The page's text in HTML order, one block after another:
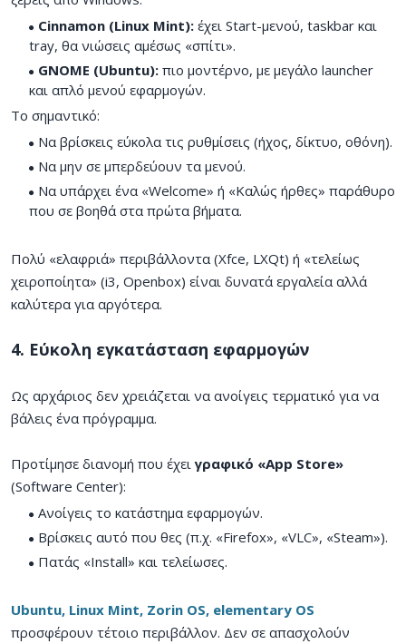
Cinnamon (Linux Mint): έχει Start-μενού, taskbar και
tray, θα νιώσεις αμέσως «σπίτι».
GNOME (Ubuntu): πιο μοντέρνο, με μεγάλο launcher
και απλό μενού εφαρμογών.
Το σημαντικό:
Να βρίσκεις εύκολα τις ρυθμίσεις (ήχος, δίκτυο, οθόνη).
Να μην σε μπερδεύουν τα μενού.
Να υπάρχει ένα «Welcome» ή «Καλώς ήρθες» παράθυρο
που σε βοηθά στα πρώτα βήματα.
Πολύ «ελαφριά» περιβάλλοντα (Xfce, LXQt) ή «τελείως
χειροποίητα» (i3, Openbox) είναι δυνατά εργαλεία αλλά
καλύτερα για αργότερα.
4. Εύκολη εγκατάσταση εφαρμογών
Ως αρχάριος δεν χρειάζεται να ανοίγεις τερματικό για να
βάλεις ένα πρόγραμμα.
Προτίμησε διανομή που έχειγραφικό «App Store»
(Software Center):
Ανοίγεις το κατάστημα εφαρμογών.
Βρίσκεις αυτό που θες (π.χ. «Firefox», «VLC», «Steam»).
Πατάς «Install» και τελείωσες.
Ubuntu, Linux Mint, Zorin OS, elementary OS
προσφέρουν τέτοιο περιβάλλον. Δεν σε απασχολούν